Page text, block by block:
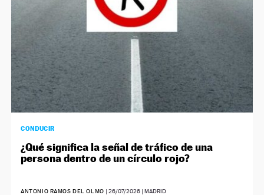
CONDUCIR
¿Qué significa la señal de tráfico de una
persona dentro de un círculo rojo?
ANTONIO RAMOS DEL OLMO | 26/07/2026| MADRID